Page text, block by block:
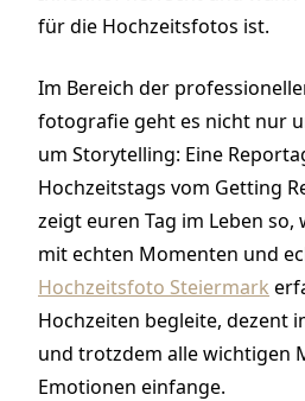
für die Hochzeitsfotos ist.
Im Bereich der
fotografie geht es nicht nur
um Storytelling: Eine
Hochzeitstags vom Getting
zeigt euren Tag im Leben
mit echten Momenten und
Hochzeitsfoto Steiermark
Hochzeiten begleite, dezent
und trotzdem alle wichtigen
Emotionen einfange.